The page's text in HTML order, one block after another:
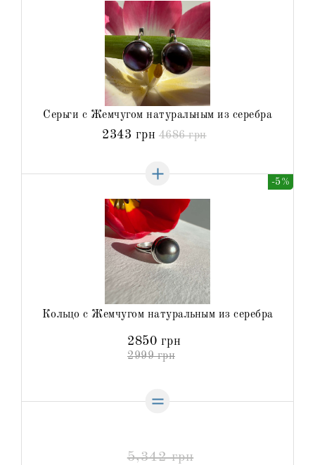
2343 грн 4686 грн
Серьги с Жемчугом натуральным из серебра
-5%
Кольцо с Жемчугом натуральным из серебра
2850 грн
2999 грн
5,342 грн